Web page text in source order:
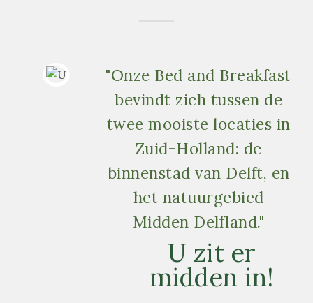
"Onze Bed and Breakfast
bevindt zich tussen de
twee mooiste locaties in
Zuid-Holland: de
binnenstad van Delft, en
het natuurgebied
Midden Delfland."
U zit er
midden in!